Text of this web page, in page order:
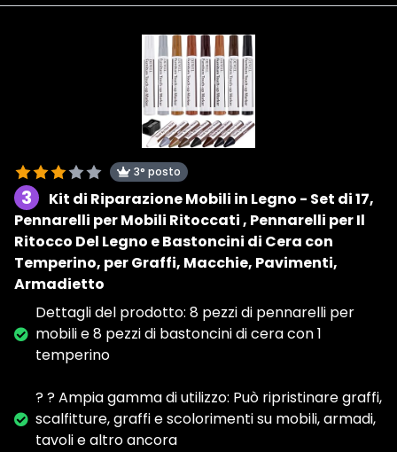
3° posto
3
Kit di Riparazione Mobili in Legno - Set di 17,
Pennarelli per Mobili Ritoccati , Pennarelli per Il
Ritocco Del Legno e Bastoncini di Cera con
Temperino, per Graffi, Macchie, Pavimenti,
Armadietto
Dettagli del prodotto: 8 pezzi di pennarelli per
mobili e 8 pezzi di bastoncini di cera con 1
temperino
? ? Ampia gamma di utilizzo: Può ripristinare graffi,
scalfitture, graffi e scolorimenti su mobili, armadi,
tavoli e altro ancora